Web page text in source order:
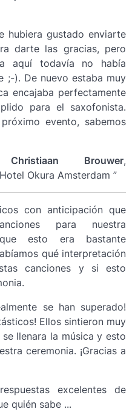
hubiera gustado enviarte
darte las gracias, pero
aquí todavía no había
;-). De nuevo estaba muy
encajaba perfectamente
para el saxofonista.
evento, sabemos
Christiaan Brouwer,
Okura Amsterdam ”
con anticipación que
para nuestra
que esto era bastante
qué interpretación
canciones y si esto
se han superado!
Ellos sintieron muy
llenara la música y esto
ceremonia. ¡Gracias a
excelentes de
quién sabe ...